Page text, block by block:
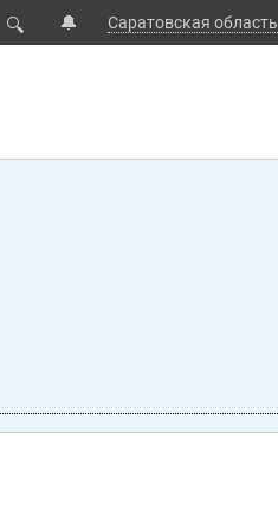
🔍 🔔 Саратовская область